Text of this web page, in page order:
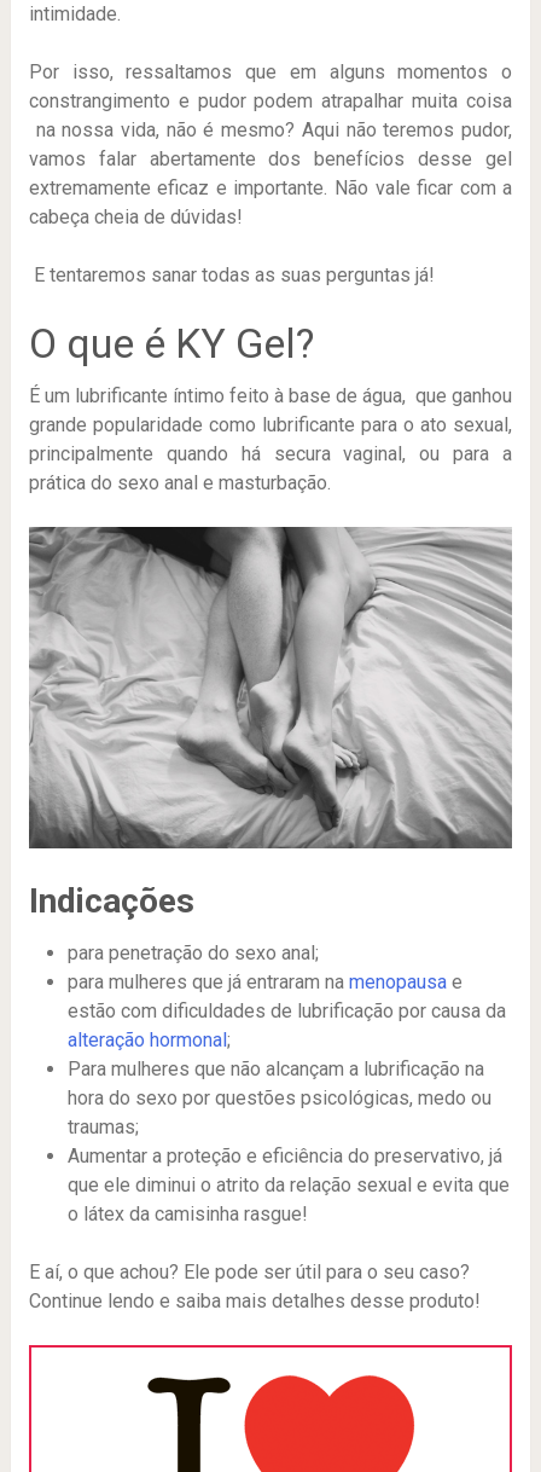
intimidade.
Por isso, ressaltamos que em alguns momentos o
constrangimento e pudor podem atrapalhar muita coisa
na nossa vida, não é mesmo? Aqui não teremos pudor,
vamos falar abertamente dos benefícios desse gel
extremamente eficaz e importante. Não vale ficar com a
cabeça cheia de dúvidas!
E tentaremos sanar todas as suas perguntas já!
O que é KY Gel?
É um lubrificante íntimo feito à base de água, que ganhou
grande popularidade como lubrificante para o ato sexual,
principalmente quando há secura vaginal, ou para a
prática do sexo anal e masturbação.
Indicações
para penetração do sexo anal;
para mulheres que já entraram na menopausae
estão com dificuldades de lubrificação por causa da
alteração hormonal ;
Para mulheres que não alcançam a lubrificação na
hora do sexo por questões psicológicas, medo ou
traumas;
Aumentar a proteção e eficiência do preservativo, já
que ele diminui o atrito da relação sexual e evita que
o látex da camisinha rasgue!
E aí, o que achou? Ele pode ser útil para o seu caso?
Continue lendo e saiba mais detalhes desse produto!